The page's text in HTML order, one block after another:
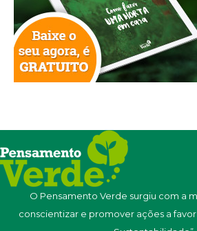
O Pensamento Verde surgiu com a
conscientizar e promover ações a